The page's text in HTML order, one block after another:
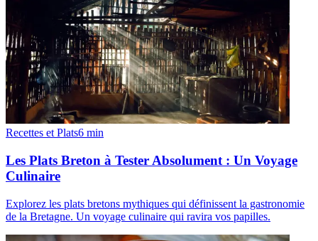
Recettes et Plats6 min
Les Plats Breton à Tester Absolument : Un Voyage
Culinaire
Explorez les plats bretons mythiques qui définissent la gastronomie
de la Bretagne. Un voyage culinaire qui ravira vos papilles.